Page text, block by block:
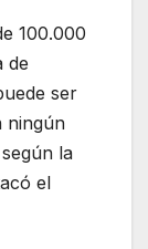
100.000
de
ser
ningún
la
el